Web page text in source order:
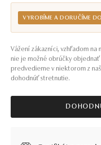
VYROBÍME A DORUČÍME
Vážení zákazníci, vzhľadom
nie je možné obrúčky objednať
predvedieme v niektorom z
dohodnúť stretnutie.